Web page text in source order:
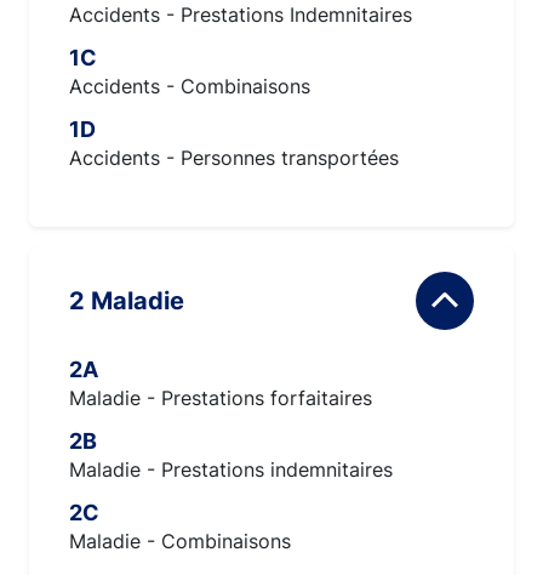
Accidents - Prestations Indemnitaires
1C
Accidents - Combinaisons
1D
Accidents - Personnes transportées
2 Maladie
2A
Maladie - Prestations forfaitaires
2B
Maladie - Prestations indemnitaires
2C
Maladie - Combinaisons